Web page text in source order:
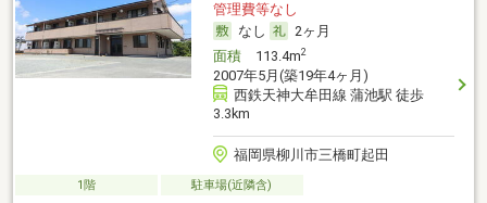
管理費等なし
なし
2ヶ月
面積113.4m2
2007年5月(築19年4ヶ月)
西鉄天神大牟田線 蒲池駅 徒歩
3.3km
福岡県柳川市三橋町起田
1階 駐車場(近隣含)